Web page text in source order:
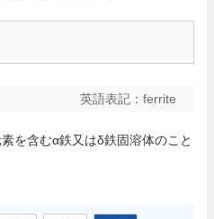
英語表記： ferrite
を含むα鉄又はδ鉄固溶体のこと